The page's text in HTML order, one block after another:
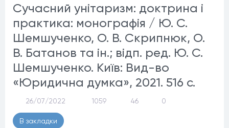
Сучасний унітаризм: доктрина і
практика: монографія / Ю. С.
Шемшученко, О. В. Скрипнюк, О.
В. Батанов та ін.; відп. ред. Ю. С.
Шемшученко. Київ: Вид-во
«Юридична думка», 2021. 516 с.
26/07/2022 1059 46 0
В закладки